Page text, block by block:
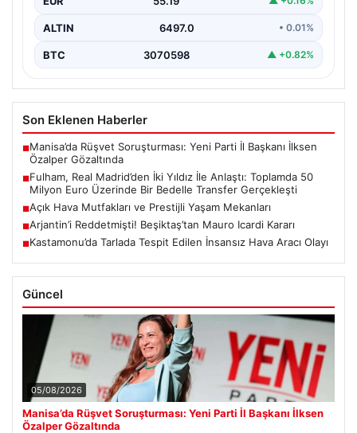
pazarlığında önemli bir adım attı. İngiltere temsilcisi,
ALTIN 6497.0 • 0.01%
BTC 3070598 ▲ +0.82%
Son Eklenen Haberler
■Manisa’da Rüşvet Soruşturması: Yeni Parti İl Başkanı İlksen
Özalper Gözaltında
■Fulham, Real Madrid’den İki Yıldız İle Anlaştı: Toplamda 50
Milyon Euro Üzerinde Bir Bedelle Transfer Gerçekleşti
■Açık Hava Mutfakları ve Prestijli Yaşam Mekanları
■Arjantin’i Reddetmişti! Beşiktaş’tan Mauro Icardi Kararı
■Kastamonu’da Tarlada Tespit Edilen İnsansız Hava Aracı Olayı
Güncel
05/08/2026
Manisa’da Rüşvet Soruşturması: Yeni Parti İl Başkanı İlksen
Özalper Gözaltında